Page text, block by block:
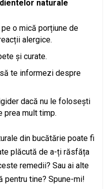
naturale
o mică porțiune de
alergice.
și curate.
te informezi despre
dacă nu le folosești
prea mult timp.
din bucătărie poate fi
plăcută de a-ți răsfăța
remedii? Sau ai alte
pentru tine? Spune-mi!